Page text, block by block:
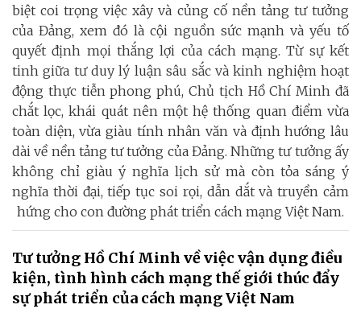
biệt coi trọng việc xây và củng cố nền tảng tư tưởng
của Đảng, xem đó là cội nguồn sức mạnh và yếu tố
quyết định mọi thắng lợi của cách mạng. Từ sự kết
tinh giữa tư duy lý luận sâu sắc và kinh nghiệm hoạt
động thực tiễn phong phú, Chủ tịch Hồ Chí Minh đã
chắt lọc, khái quát nên một hệ thống quan điểm vừa
toàn diện, vừa giàu tính nhân văn và định hướng lâu
dài về nền tảng tư tưởng của Đảng. Những tư tưởng ấy
không chỉ giàu ý nghĩa lịch sử mà còn tỏa sáng ý
nghĩa thời đại, tiếp tục soi rọi, dẫn dắt và truyền cảm
hứng cho con đường phát triển cách mạng Việt Nam.
Tư tưởng Hồ Chí Minh về việc vận dụng điều
kiện, tình hình cách mạng thế giới thúc đẩy
sự phát triển của cách mạng Việt Nam